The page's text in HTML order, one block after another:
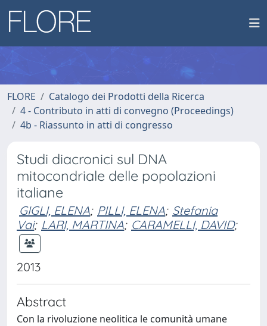
FLORE
Catalogo dei Prodotti della Ricerca
4 - Contributo in atti di convegno (Proceedings)
4b - Riassunto in atti di congresso
Studi diacronici sul DNA
mitocondriale delle popolazioni
italiane
GIGLI, ELENA; PILLI, ELENA; Stefania
Vai; LARI, MARTINA; CARAMELLI, DAVID;
2013
Abstract
Con la rivoluzione neolitica le comunità umane